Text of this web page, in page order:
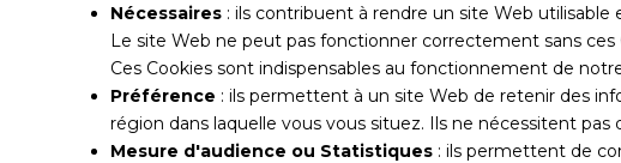
Nécessaires : ils contribuent à rendre un site Web
Le site Web ne peut pas fonctionner correctement sans
Ces Cookies sont indispensables au fonctionnement de
Préférence : ils permettent à un site Web de retenir des
région dans laquelle vous vous situez. Ils ne nécessitent
Mesure d'audience ou Statistiques : ils permettent de